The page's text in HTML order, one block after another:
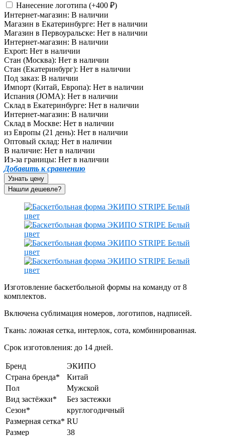
Нанесение логотипа (+400 ₽)
Интернет-магазин: В наличии
Магазин в Екатеринбурге: Нет в наличии
Магазин в Первоуральске: Нет в наличии
Интернет-магазин: В наличии
Export: Нет в наличии
Стан (Москва): Нет в наличии
Стан (Екатеринбург): Нет в наличии
Под заказ: В наличии
Импорт (Китай, Европа): Нет в наличии
Испания (JOMA): Нет в наличии
Склад в Екатеринбурге: Нет в наличии
Интернет-магазин: В наличии
Склад в Москве: Нет в наличии
из Европы (21 день): Нет в наличии
Оптовый склад: Нет в наличии
В наличие: Нет в наличии
Из-за границы: Нет в наличии
Добавить к сравнению
Узнать цену
Изготовление баскетбольной формы на команду от 8
комплектов.
Включена сублимация номеров, логотипов, надписей.
Ткань: ложная сетка, интерлок, сота, комбинированная.
Срок изготовления: до 14 дней.
Бренд
ЭКИПО
Страна бренда*
Китай
Пол
Мужской
Вид застёжки*
Без застежки
Сезон*
круглогодичный
Размерная сетка* RU
Размер
38